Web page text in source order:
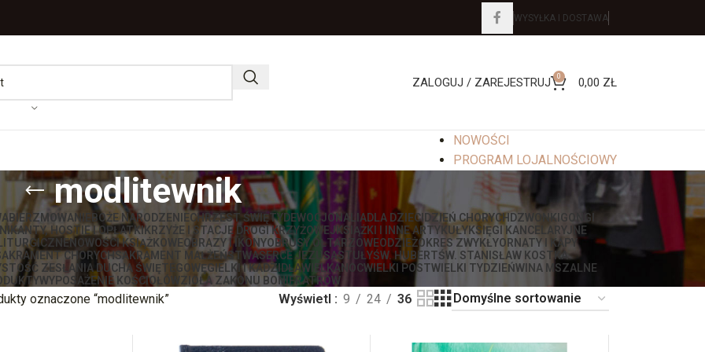
WYSYŁKA I DOSTAWA
ZALOGUJ / ZAREJESTRUJ 0 0,00 ZŁ
NOWOŚCI
PROGRAM LOJALNOŚCIOWY
modlitewnik
BIERZMOWANIE BOŻE NARODZENIECHRZEST ŚWIĘTYDEWOCJONALIADLA DZIECI DZIEŃ CHORYCH DZWONKI GONGI
HOSTIE I OPŁATKIKRZYŻE I STACJE DROGI KRZYŻOWEJKSIĄŻKI I INNE ARTYKUŁYKSIĘGI KANCELARYJNE
NOWOŚCI KSIĄŻKOWEOBRAZY I IKONYOBRUSY OŁTARZOWEODZIEŻOKRES ZWYKŁYORNATY I KAPY
CHORYCHSAKRAMENT MAŁŻEŃSTWASERCE JEZUSASTUŁYŚW. HUBERTŚW. STANISŁAW KOSTKA
ZESŁANIA DUCHA ŚWIĘTEGO WĘGIELKI I KADZIDŁAWIELKANOCWIELKI POSTWIELKI TYDZIEŃWINA MSZALNE
WYPOSAŻENIE KOŚCIOŁÓWZIOŁA ZAKONU BONIFRATRÓW
oznaczone “modlitewnik” Wyświetl 9 24 36